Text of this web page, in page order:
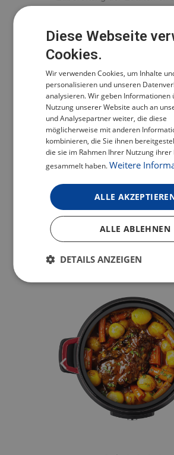
Eigenschaft ist besonders
beim langsamen Garen, wo
richtige Wärmeverteilung ein
Schlüsselfaktor ist.
Diese Webseite
Cookies.
Wir verwenden Cookies, um Inhalte
personalisieren und unseren
analysieren. Wir geben Informationen
Nutzung unserer Website auch an
und Analysepartner weiter, die diese
möglicherweise mit anderen
kombinieren, die Sie ihnen
die sie im Rahmen Ihrer Nutzung ihrer
gesammelt haben. Weitere
ALLE
ALLE ABLEHNEN
DETAILS ANZEIGEN